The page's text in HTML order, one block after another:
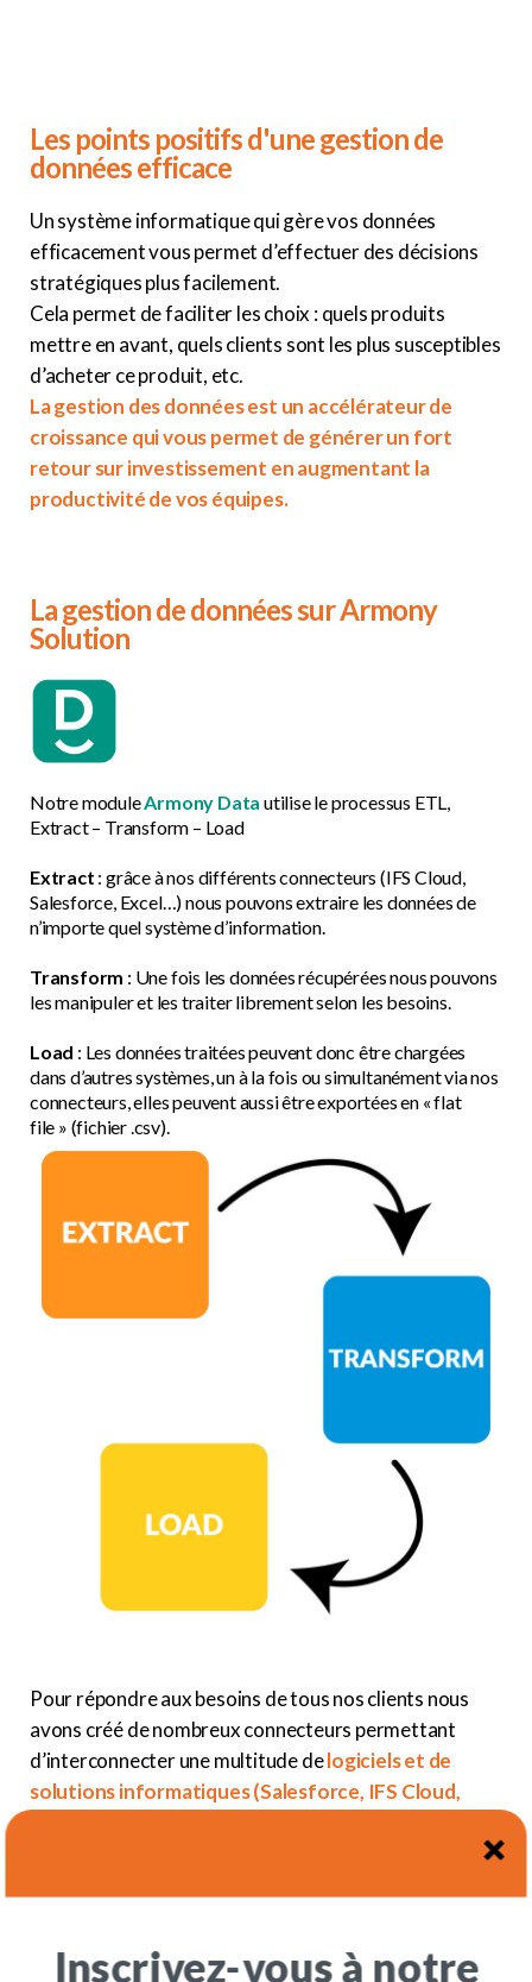
Les points positifs d'une gestion de
données efficace
Un système informatique qui gère vos données
efficacement vous permet d’effectuer des décisions
stratégiques plus facilement.
Cela permet de faciliter les choix : quels produits
mettre en avant, quels clients sont les plus susceptibles
d’acheter ce produit, etc.
La gestion des données est un accélérateur de
croissance qui vous permet de générer un fort
retour sur investissement en augmentant la
productivité de vos équipes.
La gestion de données sur Armony
Solution
Notre moduleArmony Data utilise le processus ETL,
Extract – Transform – Load
Extract : grâce à nos différents connecteurs (IFS Cloud,
Salesforce, Excel…) nous pouvons extraire les données de
n’importe quel système d’information.
Transform : Une fois les données récupérées nous pouvons
les manipuler et les traiter librement selon les besoins.
Load : Les données traitées peuvent donc être chargées
dans d’autres systèmes, un à la fois ou simultanément via nos
connecteurs, elles peuvent aussi être exportées en « flat
file » (fichier .csv).
Pour répondre aux besoins de tous nos clients nous
avons créé de nombreux connecteurs permettant
d’interconnecter une multitude delogiciels et de
solutions informatiques (Salesforce, IFS Cloud,
transformées ou fusionnées avec d’autres données.
Inscrivez-vous à notre